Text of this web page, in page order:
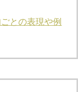
との表現や例